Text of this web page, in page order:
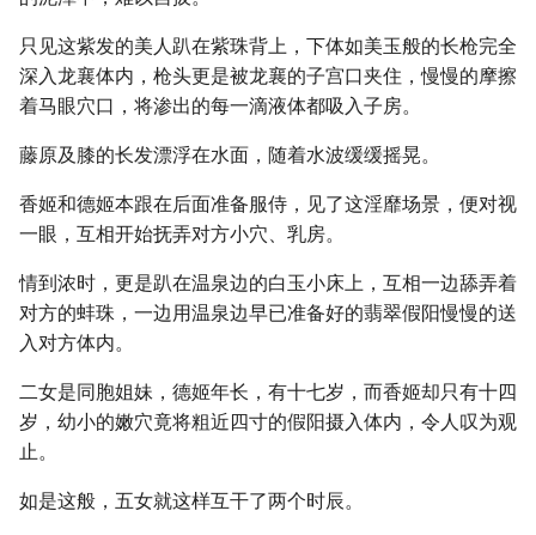
只见这紫发的美人趴在紫珠背上，下体如美玉般的长枪完全
深入龙襄体内，枪头更是被龙襄的子宫口夹住，慢慢的摩擦
着马眼穴口，将渗出的每一滴液体都吸入子房。
藤原及膝的长发漂浮在水面，随着水波缓缓摇晃。
香姬和德姬本跟在后面准备服侍，见了这淫靡场景，便对视
一眼，互相开始抚弄对方小穴、乳房。
情到浓时，更是趴在温泉边的白玉小床上，互相一边舔弄着
对方的蚌珠，一边用温泉边早已准备好的翡翠假阳慢慢的送
入对方体内。
二女是同胞姐妹，德姬年长，有十七岁，而香姬却只有十四
岁，幼小的嫩穴竟将粗近四寸的假阳摄入体内，令人叹为观
止。
如是这般，五女就这样互干了两个时辰。